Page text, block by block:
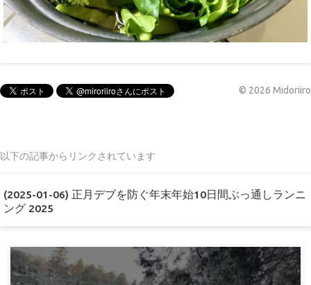
© 2026 Midoriiro
以下の記事からリンクされています
(2025-01-06) 正月デブを防ぐ年末年始10日間ぶっ通しランニ
ング 2025